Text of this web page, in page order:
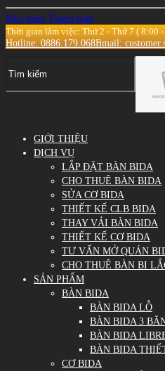
Mua thêm Thanh toán
Thời gian làm việc: Thứ 2 - Thứ 7 ( 8:00
Hotline: 0886.179.068Email:
GIỚI THIỆU
DỊCH VỤ
LẮP ĐẶT BÀN BIDA
CHO THUÊ BÀN BIDA
SỬA CƠ BIDA
THIẾT KẾ CLB BIDA
THAY VẢI BÀN BIDA
THIẾT KẾ CƠ BIDA
TƯ VẤN MỞ QUÁN
CHO THUÊ BÀN BI
SẢN PHẨM
BÀN BIDA
BÀN BIDA LỖ
BÀN BIDA 3
BÀN BIDA
BÀN BIDA
CƠ BIDA